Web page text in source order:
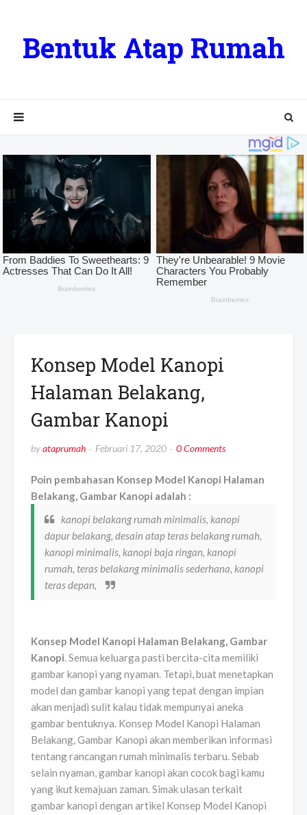
Bentuk Atap Rumah
Konsep Model Kanopi
Halaman Belakang,
Gambar Kanopi
byataprumah Februari 17, 2020 0 Comments
Poin pembahasan Konsep Model Kanopi Halaman
Belakang, Gambar Kanopi adalah :
kanopi belakang rumah minimalis, kanopi
dapur belakang, desain atap teras belakang rumah,
kanopi minimalis, kanopi baja ringan, kanopi
rumah, teras belakang minimalis sederhana, kanopi
teras depan,
Konsep Model Kanopi Halaman Belakang, Gambar
Kanopi. Semua keluarga pasti bercita-cita memiliki
gambar kanopi yang nyaman. Tetapi, buat menetapkan
model dan gambar kanopi yang tepat dengan impian
akan menjadi sulit kalau tidak mempunyai aneka
gambar bentuknya. Konsep Model Kanopi Halaman
Belakang, Gambar Kanopi akan memberikan informasi
tentang rancangan rumah minimalis terbaru. Sebab
selain nyaman, gambar kanopi akan cocok bagi kamu
yang ikut kemajuan zaman. Simak ulasan terkait
gambar kanopi dengan artikel Konsep Model Kanopi